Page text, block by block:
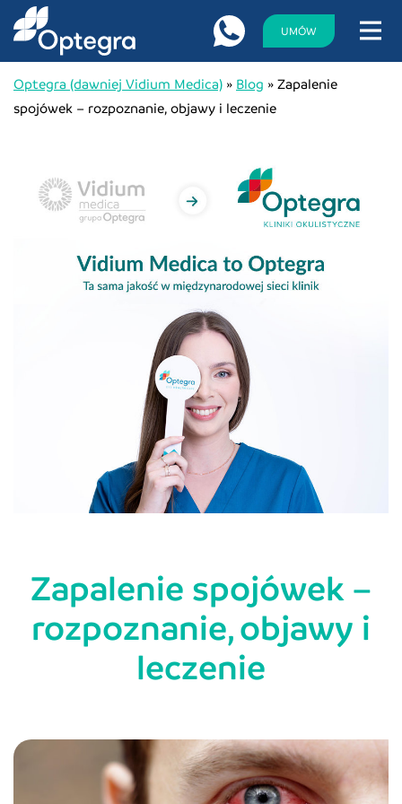
UMÓW
Optegra (dawniej Vidium Medica) » Blog » Zapalenie
spojówek – rozpoznanie, objawy i leczenie
Zapalenie spojówek –
rozpoznanie, objawy i
leczenie